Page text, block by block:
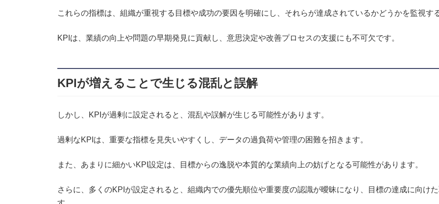
これらの指標は、組織が重視する目標や成功の要因を明確にし、それらが達成されているかどうかを監視す
KPIは、業績の向上や問題の早期発見に貢献し、意思決定や改善プロセスの支援にも不可欠です。
KPIが増えることで生じる混乱と誤解
しかし、KPIが過剰に設定されると、混乱や誤解が生じる可能性があります。
過剰なKPIは、重要な指標を見失いやすくし、データの過負荷や管理の困難を招きます。
また、あまりに細かいKPI設定は、目標からの逸脱や本質的な業績向上の妨げとなる可能性があります。
さらに、多くのKPIが設定されると、組織内での優先順位や重要度の認識が曖昧になり、目標の達成に向け